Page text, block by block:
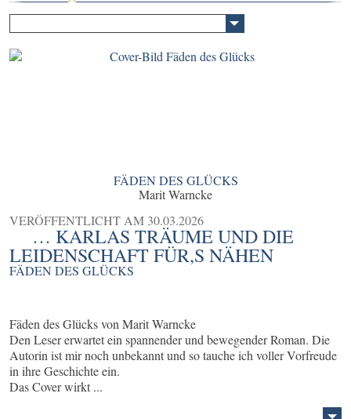
FÄDEN DES GLÜCKS
Marit Warncke
VERÖFFENTLICHT AM 30.03.2026
… KARLAS TRÄUME UND DIE
LEIDENSCHAFT FÜR,S NÄHEN
FÄDEN DES GLÜCKS
Fäden des Glücks von Marit Warncke
Den Leser erwartet ein spannender und bewegender Roman. Die
Autorin ist mir noch unbekannt und so tauche ich voller Vorfreude
in ihre Geschichte ein.
Das Cover wirkt ...